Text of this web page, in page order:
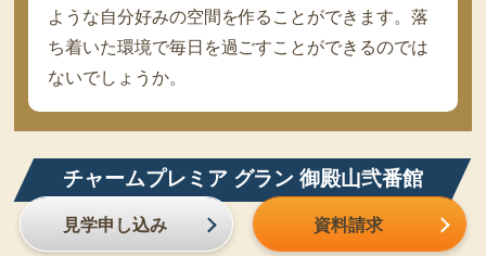
ような自分好みの空間を作ることができます。落
ち着いた環境で毎日を過ごすことができるのでは
ないでしょうか。
チャームプレミア グラン 御殿山弐番館
見学申し込み 資料請求